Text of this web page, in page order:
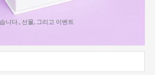
니다., 선물, 그리고 이벤트